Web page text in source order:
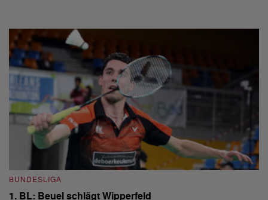
BUNDESLIGA
1. BL: Beuel schlägt Wipperfeld